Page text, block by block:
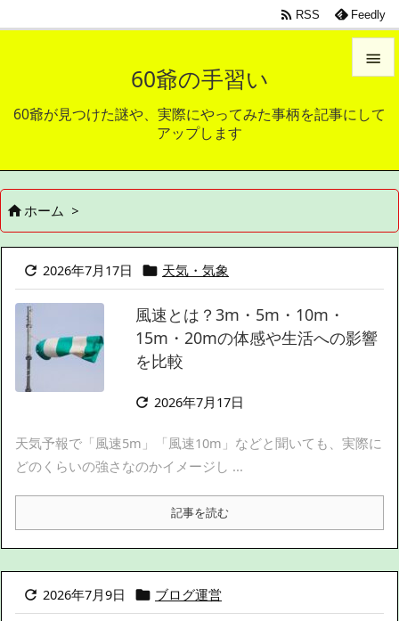
60爺の手習い
60爺が見つけた謎や、実際にやってみた事柄を記事にして
アップします

メニュ
サイド



 RSS Feedly
ホーム >
 2026年7月17日  天気・気象
風速とは？3m・5m・10m・
15m・20mの体感や生活への影響
を比較
 2026年7月17日
天気予報で「風速5m」「風速10m」などと聞いても、実際に
どのくらいの強さなのかイメージし ...
記事を読む
 2026年7月9日  ブログ運営